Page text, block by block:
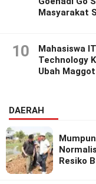
Masyarakat
10
Mahasiswa
Technology
Ubah
DAERAH
Resiko